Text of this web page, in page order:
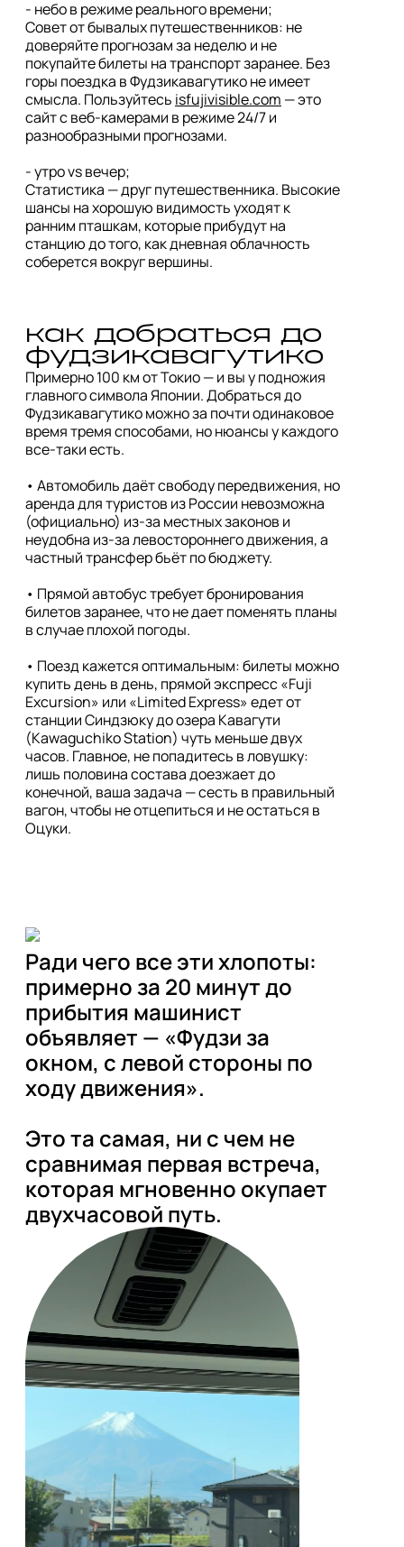
- небо в режиме реального времени;
Совет от бывалых путешественников: не
доверяйте прогнозам за неделю и не
покупайте билеты на транспорт заранее. Без
горы поездка в Фудзикавагутико не имеет
смысла. Пользуйтесь isfujivisible.com — это
сайт с веб-камерами в режиме 24/7 и
разнообразными прогнозами.
- утро vs вечер;
Статистика — друг путешественника. Высокие
шансы на хорошую видимость уходят к
ранним пташкам, которые прибудут на
станцию до того, как дневная облачность
как добраться до
Примерно 100 км от Токио — и вы у подножия
главного символа Японии. Добраться до
Фудзикавагутико можно за почти одинаковое
время тремя способами, но нюансы у каждого
все-таки есть.
• Автомобиль даёт свободу передвижения, но
аренда для туристов из России невозможна
(официально) из-за местных законов и
неудобна из-за левостороннего движения, а
частный трансфер бьёт по бюджету.
• Прямой автобус требует бронирования
билетов заранее, что не дает поменять планы
в случае плохой погоды.
• Поезд кажется оптимальным: билеты можно
купить день в день, прямой экспресс «Fuji
Excursion» или «Limited Express» едет от
станции Синдзюку до озера Кавагути
(Kawaguchiko Station) чуть меньше двух
часов. Главное, не попадитесь в ловушку:
лишь половина состава доезжает до
конечной, ваша задача — сесть в правильный
вагон, чтобы не отцепиться и не остаться в
Оцуки.
Ради чего все эти хлопоты:
примерно за 20 минут до
прибытия машинист
объявляет — «Фудзи за
окном, с левой стороны по
ходу движения».
Это та самая, ни с чем не
сравнимая первая встреча,
которая мгновенно окупает